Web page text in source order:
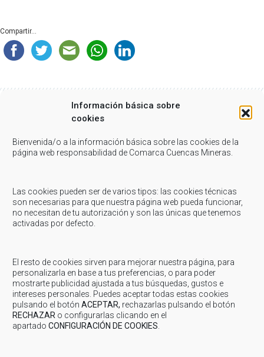
Información básica sobre
cookies
Bienvenida/o a la información básica sobre las cookies de la
página web responsabilidad de Comarca Cuencas Mineras.
Las cookies pueden ser de varios tipos: las cookies técnicas
son necesarias para que nuestra página web pueda funcionar,
no necesitan de tu autorización y son las únicas que tenemos
activadas por defecto.
El resto de cookies sirven para mejorar nuestra página, para
personalizarla en base a tus preferencias, o para poder
mostrarte publicidad ajustada a tus búsquedas, gustos e
intereses personales. Puedes aceptar todas estas cookies
pulsando el botón ACEPTAR, rechazarlas pulsando el botón
RECHAZAR o configurarlas clicando en el
apartado CONFIGURACIÓN DE COOKIES
Compartir...
COMARCA: Acto-reunión sobre facturación de
electricidad y gas
La Comarca de Cuencas Mineras organiza, desde la Oficina de
Enero 20, 2026-Solidaridad
COMARCA: Minuto de silencio en memoria de las
víctimas del accidente en Adamuz
COMARCA: Minuto de silencio en memoria de las víctimas del